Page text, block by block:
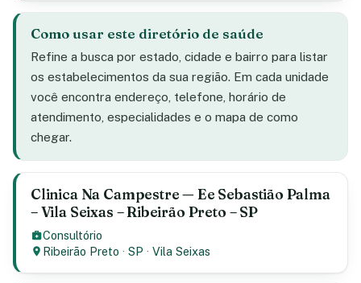
Como usar este diretório de saúde
Refine a busca por estado, cidade e bairro para listar
os estabelecimentos da sua região. Em cada unidade
você encontra endereço, telefone, horário de
atendimento, especialidades e o mapa de como
chegar.
Clinica Na Campestre — Ee Sebastião Palma
– Vila Seixas – Ribeirão Preto – SP
Consultório
Ribeirão Preto ·SP ·Vila Seixas